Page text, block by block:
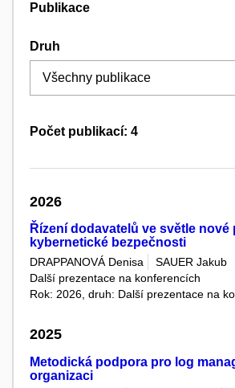
Publikace
Druh
Počet publikací: 4
2026
Řízení dodavatelů ve světle
kybernetické bezpečnosti
DRAPPANOVÁ Denisa
SAUER Jakub
Další prezentace na konferencích
Rok: 2026, druh: Další prezentace na
2025
Metodická podpora pro log
organizaci